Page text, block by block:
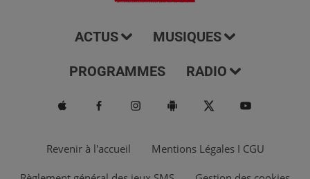
ACTUS MUSIQUES
PROGRAMMES RADIO
Revenir à l'accueil Mentions Légales I CGU